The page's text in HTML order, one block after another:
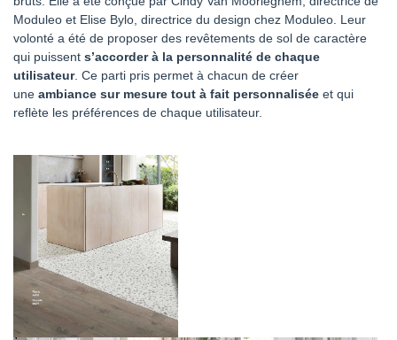
Moduleo et Elise Bylo, directrice du design chez Moduleo. Leur
volonté a été de proposer des revêtements de sol de caractère
qui puissent s’accorder à la personnalité de chaque
utilisateur. Ce parti pris permet à chacun de créer
une ambiance sur mesure tout à fait personnalisée et qui
reflète les préférences de chaque utilisateur.